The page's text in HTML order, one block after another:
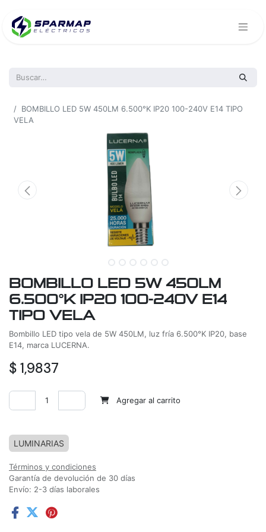
BOMBILLO LED 5W 450LM 6.500°K IP20 100-240V E14 TIPO
VELA
BOMBILLO LED 5W 450LM
6.500°K IP20 100-240V E14
TIPO VELA
Bombillo LED tipo vela de 5W 450LM, luz fría 6.500°K IP20, base
E14, marca LUCERNA.
$ 1,9837
Agregar al carrito
LUMINARIAS
Términos y condiciones
Garantía de devolución de 30 días
Envío: 2-3 días laborales